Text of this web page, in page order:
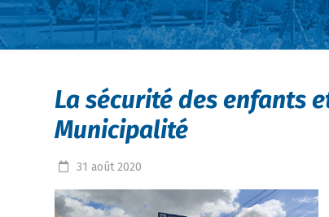
La sécurité des enfants
Municipalité
31 août 2020